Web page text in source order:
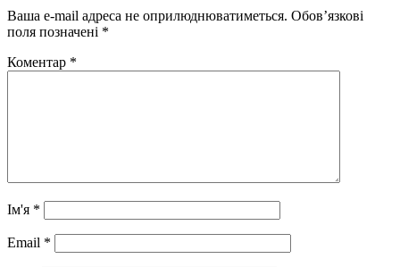
Ваша e-mail адреса не оприлюднюватиметься. Обов’язкові
поля позначені *
Коментар *
Ім'я *
Email *